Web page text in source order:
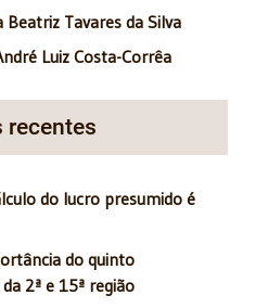
Tavares da Silva
Luiz Costa-Corrêa
recentes
do lucro presumido é
do quinto
2ª e 15ª região